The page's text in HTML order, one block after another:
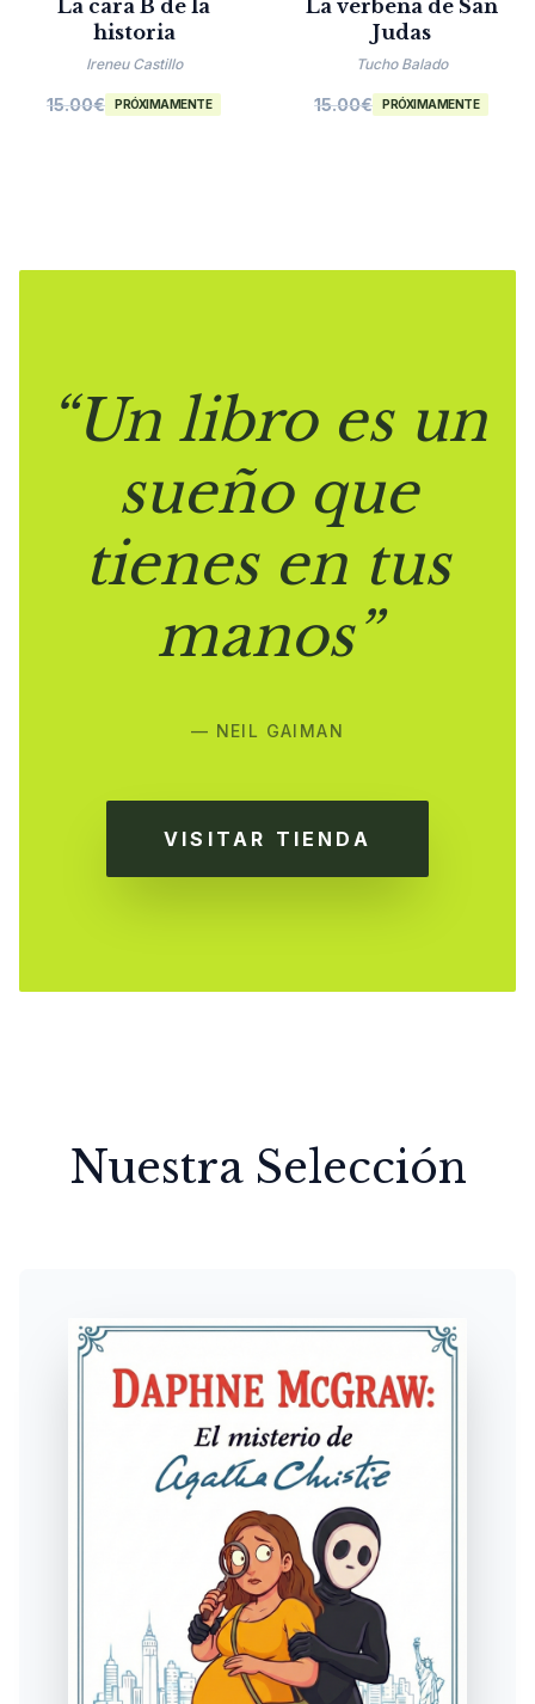
La cara B de la
historia
Ireneu Castillo
15.00€ PRÓXIMAMENTE
La verbena de San
Judas
Tucho Balado
15.00€ PRÓXIMAMENTE
“Un libro es un
sueño que
tienes en tus
manos”
— NEIL GAIMAN
VISITAR TIENDA
Nuestra Selección